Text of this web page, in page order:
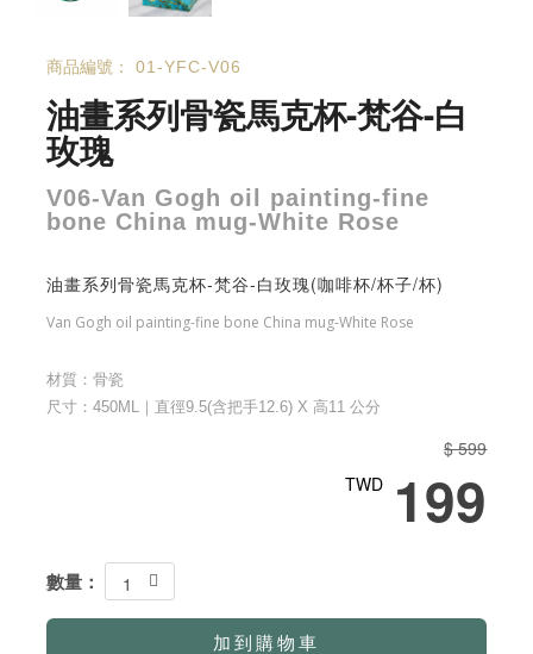
商品編號： 01-YFC-V06
油畫系列骨瓷馬克杯-梵谷-白
玫瑰
V06-Van Gogh oil painting-fine
bone China mug-White Rose
油畫系列骨瓷馬克杯-梵谷-白玫瑰(咖啡杯/杯子/杯)
Van Gogh oil painting-fine bone China mug-White Rose
材質：骨瓷
尺寸：450ML｜直徑9.5(含把手12.6) X 高11 公分
$ 599
TWD 199
數量： 1
加到購物車